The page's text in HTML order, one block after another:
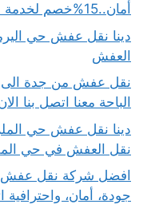
أمان..15%خصم لخدمة الفك والتركيب
العفش
الباحة معنا اتصل بنا
نقل العفش في حي
جودة، أمان، واحترافية